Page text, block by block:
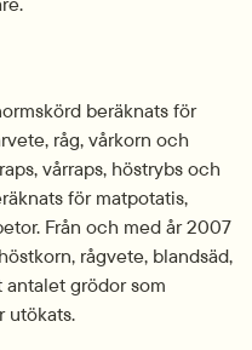
beräknats för
råg, vårkorn och
vårraps, höstrybs och
för matpotatis,
Från och med år 2007
rågvete, blandsäd,
grödor som
utökats.